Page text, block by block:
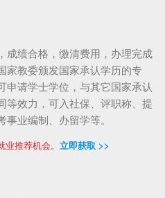
成绩合格，缴清费用，办理完成
家教委颁发国家承认学历的专
申请学士学位，与其它国家承认
等效力，可入社保、评职称、提
业编制、办留学等。
推荐机会。 立即获取 >>